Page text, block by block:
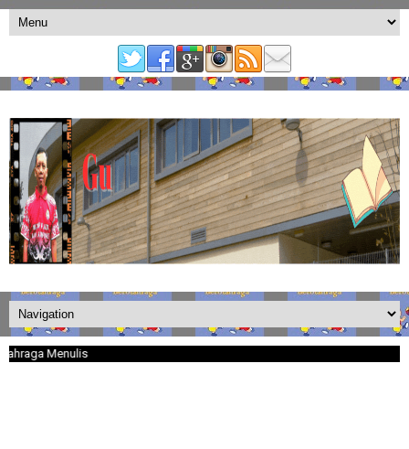
Menulis